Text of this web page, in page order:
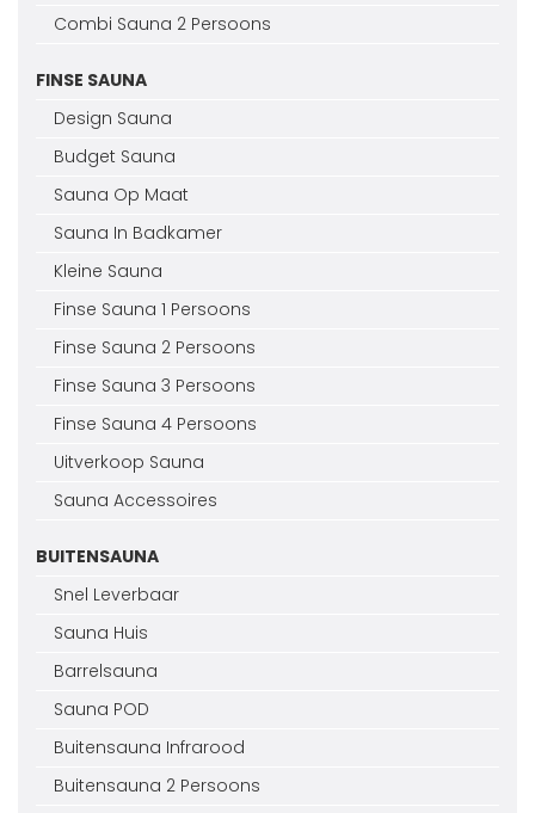
Combi Sauna 2 Persoons
FINSE SAUNA
Design Sauna
Budget Sauna
Sauna Op Maat
Sauna In Badkamer
Kleine Sauna
Finse Sauna 1 Persoons
Finse Sauna 2 Persoons
Finse Sauna 3 Persoons
Finse Sauna 4 Persoons
Uitverkoop Sauna
Sauna Accessoires
BUITENSAUNA
Snel Leverbaar
Sauna Huis
Barrelsauna
Sauna POD
Buitensauna Infrarood
Buitensauna 2 Persoons